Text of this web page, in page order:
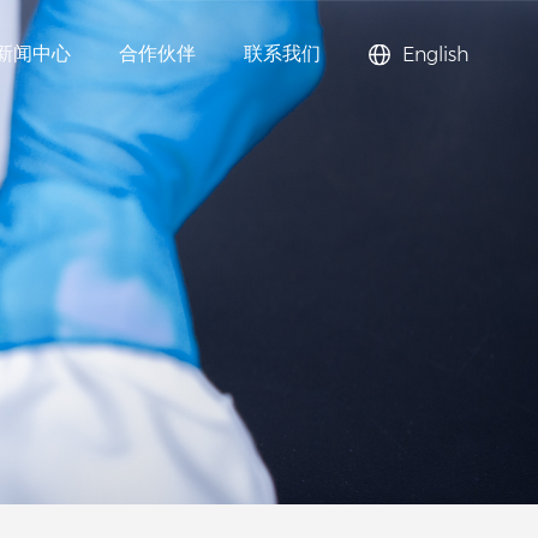
闻中心 合作伙伴 联系我们 English
效减水剂）